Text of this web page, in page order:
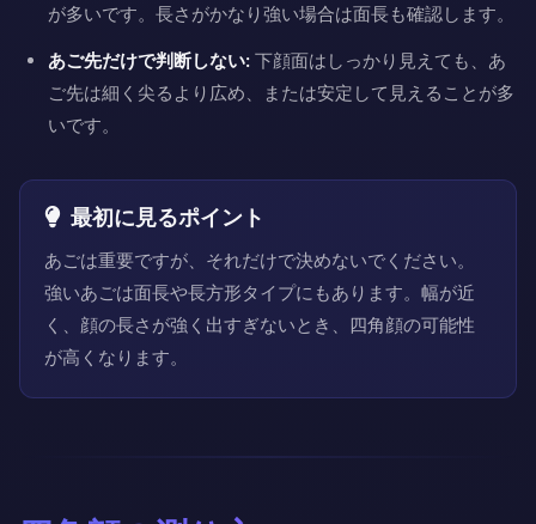
が多いです。長さがかなり強い場合は面長も確認します。
あご先だけで判断しない: 下顔面はしっかり見えても、あ
ご先は細く尖るより広め、または安定して見えることが多
いです。
最初に見るポイント
あごは重要ですが、それだけで決めないでください。
強いあごは面長や長方形タイプにもあります。幅が近
く、顔の長さが強く出すぎないとき、四角顔の可能性
が高くなります。